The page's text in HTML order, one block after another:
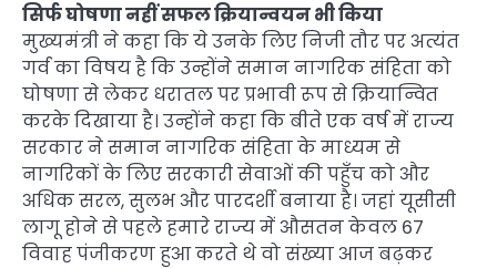
सिर्फ घोषणा नहीं सफल क्रियान्वयन भी किया
मुख्यमंत्री ने कहा कि ये उनके लिए निजी तौर पर अत्यंत
गर्व का विषय है कि उन्होंने समान नागरिक संहिता को
घोषणा से लेकर धरातल पर प्रभावी रूप से क्रियान्वित
करके दिखाया है। उन्होंने कहा कि बीते एक वर्ष में राज्य
सरकार ने समान नागरिक संहिता के माध्यम से
नागरिकों के लिए सरकारी सेवाओं की पहुँच को और
अधिक सरल, सुलभ और पारदर्शी बनाया है। जहां यूसीसी
लागू होने से पहले हमारे राज्य में औसतन केवल 67
विवाह पंजीकरण हुआ करते थे वो संख्या आज बढ़कर